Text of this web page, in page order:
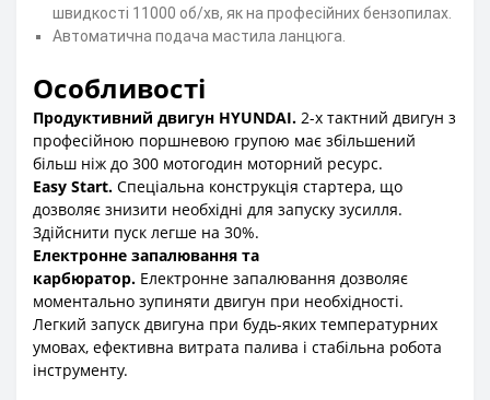
швидкості 11000 об/хв, як на професійних бензопилах.
Автоматична подача мастила ланцюга.
Особливості
Продуктивний двигун HYUNDAI. 2-х тактний двигун з
професійною поршневою групою має збільшений
більш ніж до 300 мотогодин моторний ресурс.
Easy Start. Спеціальна конструкція стартера, що
дозволяє знизити необхідні для запуску зусилля.
Здійснити пуск легше на 30%.
Електронне запалювання та
карбюратор. Електронне запалювання дозволяє
моментально зупиняти двигун при необхідності.
Легкий запуск двигуна при будь-яких температурних
умовах, ефективна витрата палива і стабільна робота
інструменту.